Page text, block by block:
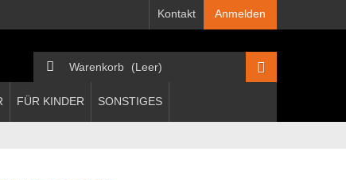
Anmelden
Kontakt
Warenkorb (Leer)
FÜR KINDER SONSTIGES